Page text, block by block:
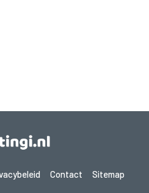
Contact Sitemap